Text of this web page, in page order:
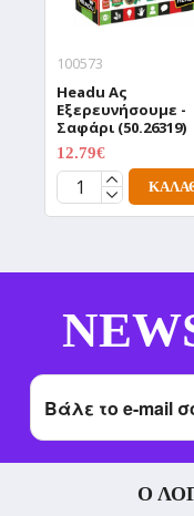
100573
Headu Aς
Εξερευνήσουμε -
Σαφάρι (50.26319)
12.79€
Ο